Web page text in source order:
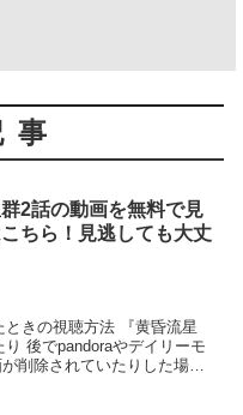
事
2話の動画を無料で見
ちら！見逃しても大丈
ときの視聴方法 『黄昏流星
後でpandoraやデイリーモ
削除されていたりした場合